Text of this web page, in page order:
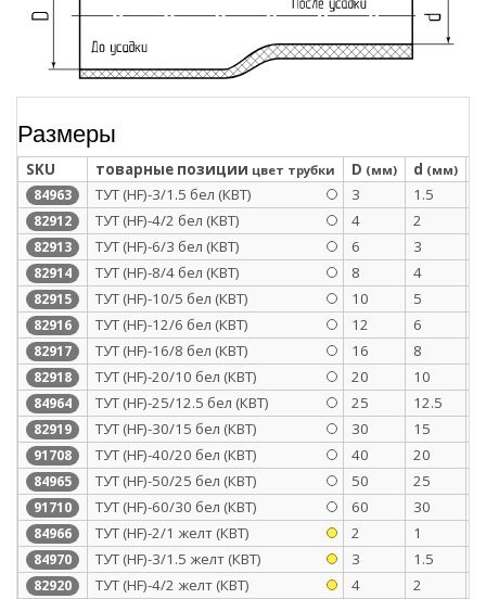
Размеры
SKU товарные позиции цвет трубки D (мм) d (мм)
84963 ТУТ (HF)-3/1.5 бел (КВТ) 3 1.5
82912 ТУТ (HF)-4/2 бел (КВТ) 4 2
82913 ТУТ (HF)-6/3 бел (КВТ) 6 3
82914 ТУТ (HF)-8/4 бел (КВТ) 8 4
82915 ТУТ (HF)-10/5 бел (КВТ) 10 5
82916 ТУТ (HF)-12/6 бел (КВТ) 12 6
82917 ТУТ (HF)-16/8 бел (КВТ) 16 8
82918 ТУТ (HF)-20/10 бел (КВТ) 20 10
84964 ТУТ (HF)-25/12.5 бел (КВТ) 25 12.5
82919 ТУТ (HF)-30/15 бел (КВТ) 30 15
91708 ТУТ (HF)-40/20 бел (КВТ) 40 20
84965 ТУТ (HF)-50/25 бел (КВТ) 50 25
91710 ТУТ (HF)-60/30 бел (КВТ) 60 30
84966 ТУТ (HF)-2/1 желт (КВТ) 2 1
84970 ТУТ (HF)-3/1.5 желт (КВТ) 3 1.5
82920 ТУТ (HF)-4/2 желт (КВТ) 4 2